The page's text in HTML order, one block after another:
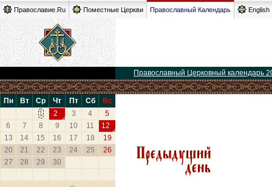
Православие.Ru Поместные Церкви Православный Календарь English
Православный Церковный календарь
Пн Вт Ср Чт Пт Сб
Вс
1
2 3 4
5
6
7 8 9 10 11
12
13
14 15 16 17 18
19
20
21 22 23 24 25
26
27
28 29 30